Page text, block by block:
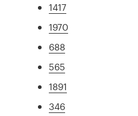
1417
1970
688
565
1891
346